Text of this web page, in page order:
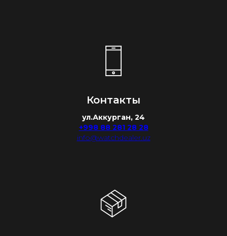
Контакты
ул.Аккурган, 24
+998 88 281 28 28
info@watchdealer.uz